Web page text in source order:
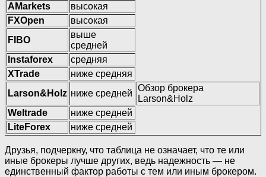
AMarkets
высокая
FXOpen
высокая
FIBO
выше
средней
Instaforex
средняя
XTrade
ниже средняя
Larson&Holz ниже средней
Обзор брокера
Larson&Holz
Weltrade
ниже средней
LiteForex
ниже средней
Друзья, подчеркну, что таблица не означает, что те или
иные брокеры лучше других, ведь надежность — не
единственный фактор работы с тем или иным брокером.